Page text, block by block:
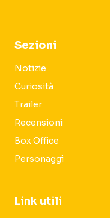
Sezioni
Notizie
Curiosità
Trailer
Recensioni
Box Office
Personaggi
Link utili